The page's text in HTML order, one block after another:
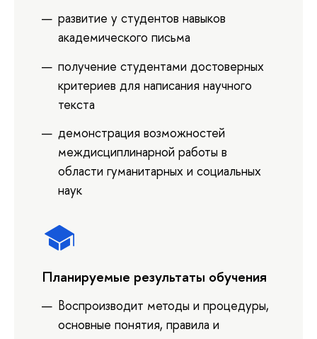
развитие у студентов навыков
академического письма
получение студентами достоверных
критериев для написания научного
текста
демонстрация возможностей
междисциплинарной работы в
области гуманитарных и социальных
наук
Планируемые результаты обучения
Воспроизводит методы и процедуры,
основные понятия, правила и